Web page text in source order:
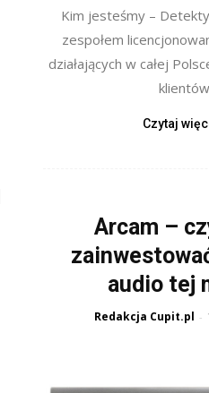
Kim jesteśmy –
zespołem
działających w całej
Czytaj
Arcam –
audio tej
Redakcja Cupit.pl -